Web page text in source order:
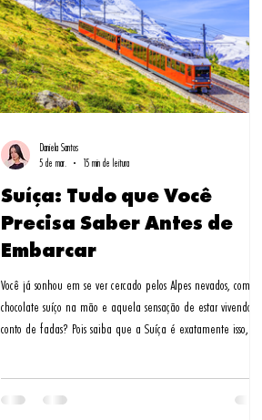
Suíça: Tudo que Você
Precisa Saber Antes de
Embarcar
Você já sonhou em se ver cercado pelos Alpes nevados, com um
chocolate suíço na mão e aquela sensação de estar vivendo um
conto de fadas? Pois saiba que a Suíça é exatamente isso, e
Keukenhof pareciam um quadro impressionista. Foi nesse
Daniela Santos
5 de mar.
15 min de leitura